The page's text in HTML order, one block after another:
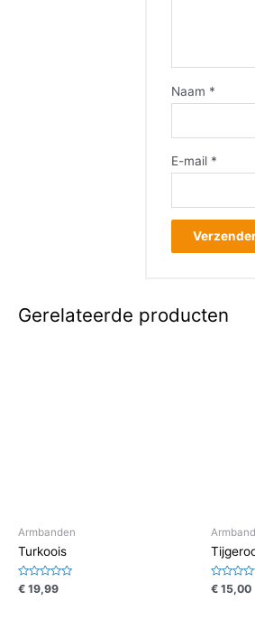
Naam *
E-mail *
Gerelateerde producten
Armbanden
Turkoois
Waardering
0
€ 19,99
Waardering
0
€ 15,00